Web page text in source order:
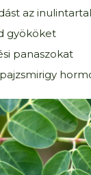
az
gyököket
panaszokat